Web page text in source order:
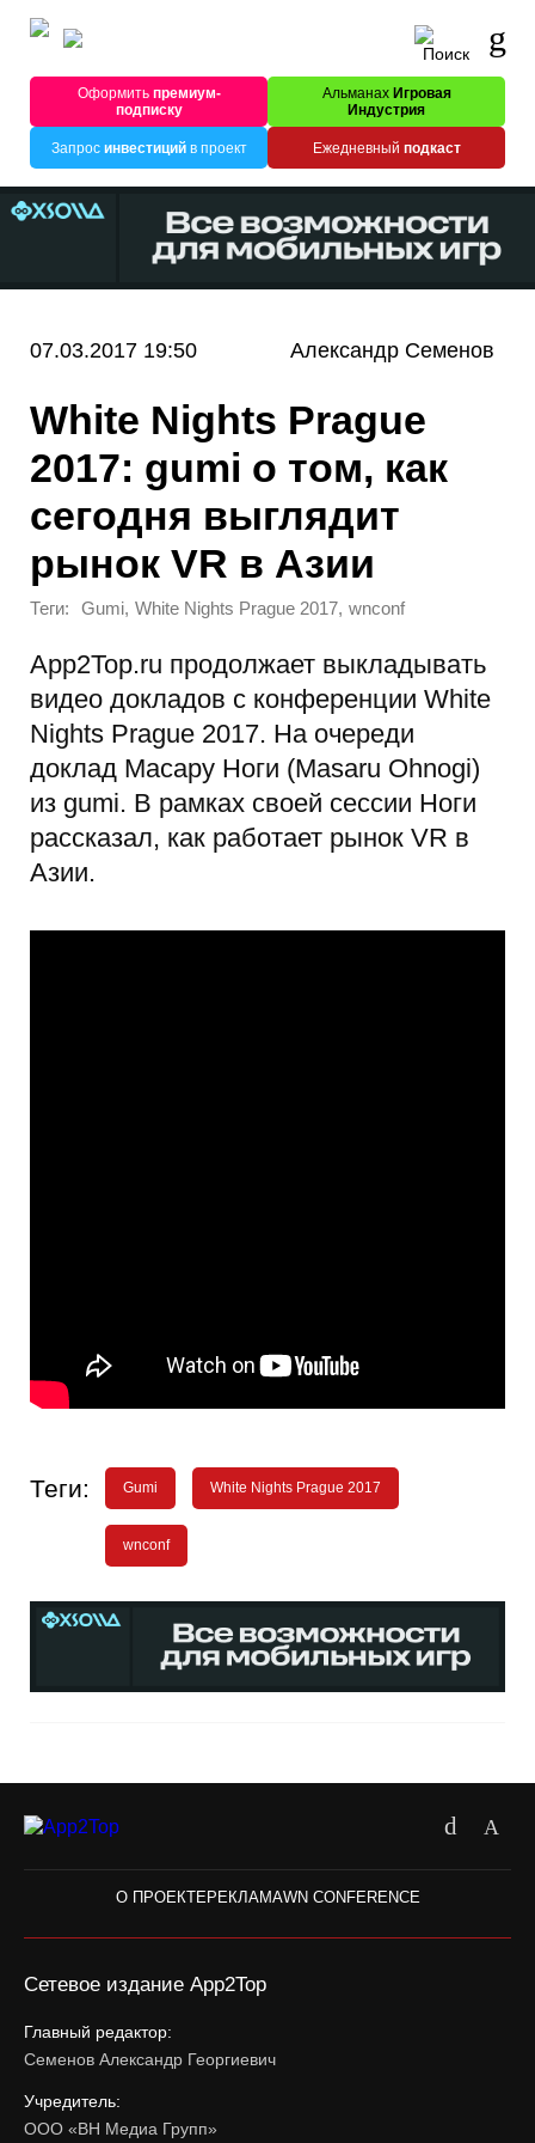
Оформитьпремиум-
подписку
Альманах Игровая
Индустрия
Запрос инвестицийв проект Ежедневный подкаст
07.03.2017 19:50 Александр Семенов
White Nights Prague
2017: gumi о том, как
сегодня выглядит
рынок VR в Азии
Теги: Gumi, White Nights Prague 2017, wnconf
App2Top.ru продолжает выкладывать
видео докладов с конференции White
Nights Prague 2017. На очереди
доклад Масару Ноги (Masaru Ohnogi)
из gumi. В рамках своей сессии Ноги
рассказал, как работает рынок VR в
Азии.
Теги: Gumi White Nights Prague 2017
wnconf
О ПРОЕКТЕРЕКЛАМАWN CONFERENCE
Сетевое издание App2Top
Главный редактор:
Семенов Александр Георгиевич
Учредитель:
ООО «ВН Медиа Групп»